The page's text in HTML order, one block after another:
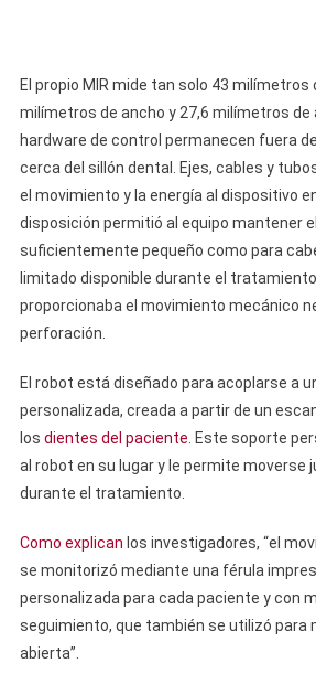
El propio MIR mide tan solo 43 milímetros
milímetros de ancho y 27,6 milímetros de
hardware de control permanecen fuera
cerca del sillón dental. Ejes, cables y
el movimiento y la energía al dispositivo
disposición permitió al equipo mantener
suficientemente pequeño como para
limitado disponible durante el
proporcionaba el movimiento mecánico
perforación.
El robot está diseñado para acoplarse a
personalizada, creada a partir de un
los dientes del paciente. Este soporte
al robot en su lugar y le permite moverse
durante el tratamiento.
Como explican los investigadores, “el
se monitorizó mediante una férula
personalizada para cada paciente y con
seguimiento, que también se utilizó para
abierta”.